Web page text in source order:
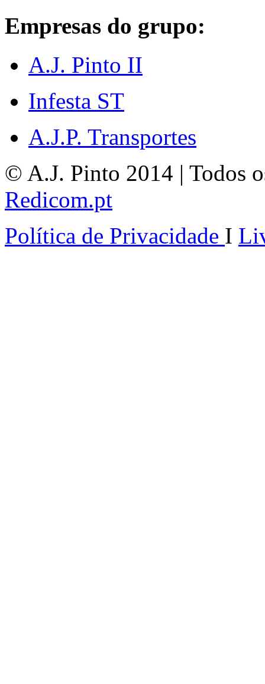
Empresas do grupo:
A.J. Pinto II
Infesta ST
A.J.P. Transportes
© A.J. Pinto 2014 | Todos
Redicom.pt
Política de Privacidade I